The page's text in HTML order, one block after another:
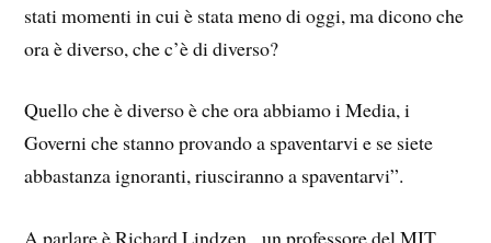
stati momenti in cui è stata meno di oggi, ma dicono che
ora è diverso, che c’è di diverso?
Quello che è diverso è che ora abbiamo i Media, i
Governi che stanno provando a spaventarvi e se siete
abbastanza ignoranti, riusciranno a spaventarvi”.